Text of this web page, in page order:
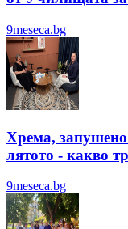
9meseca.bg
Хрема,
лятотo - какво
9meseca.bg